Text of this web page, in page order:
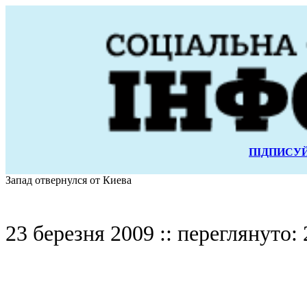
Запад отвернулся от Киева
23 березня 2009 ::